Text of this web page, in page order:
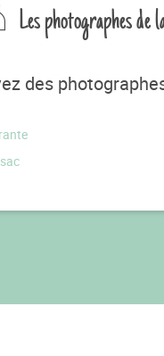
Les photographes de
des